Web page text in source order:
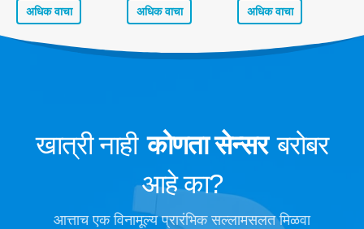
अधिक वाचा अधिक वाचा अधिक वाचा
खात्री नाही कोणता सेन्सर बरोबर
आहे का?
आत्ताच एक विनामूल्य प्रारंभिक सल्लामसलत मिळवा